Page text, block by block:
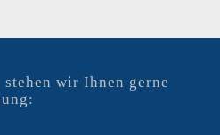
wir Ihnen gerne